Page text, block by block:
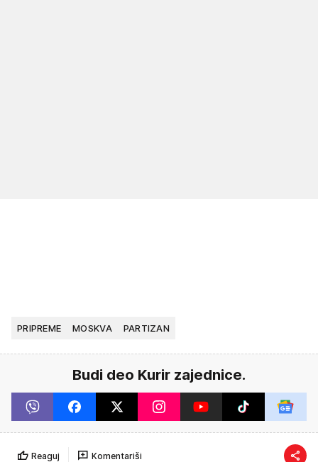
PRIPREME MOSKVA PARTIZAN
Budi deo Kurir zajednice.
Reaguj Komentariši